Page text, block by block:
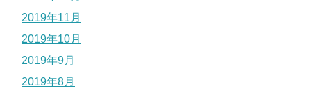
2019年11月
2019年10月
2019年9月
2019年8月